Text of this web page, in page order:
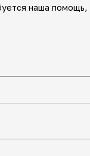
наша помощь,